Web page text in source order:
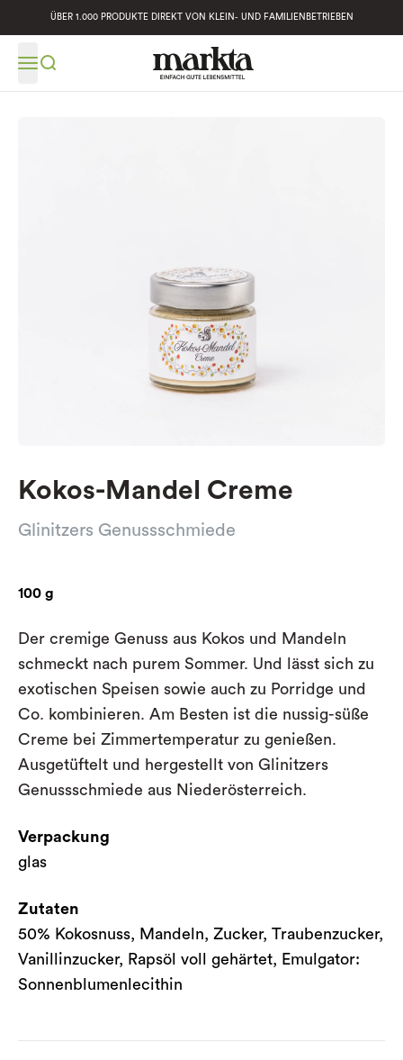
ÜBER 1.000 PRODUKTE DIREKT VON KLEIN- UND FAMILIENBETRIEBEN
Kokos-Mandel Creme
Glinitzers Genussschmiede
100 g
Der cremige Genuss aus Kokos und Mandeln
schmeckt nach purem Sommer. Und lässt sich zu
exotischen Speisen sowie auch zu Porridge und
Co. kombinieren. Am Besten ist die nussig-süße
Creme bei Zimmertemperatur zu genießen.
Ausgetüftelt und hergestellt von Glinitzers
Genussschmiede aus Niederösterreich.
Verpackung
glas
Zutaten
50% Kokosnuss, Mandeln, Zucker, Traubenzucker,
Vanillinzucker, Rapsöl voll gehärtet, Emulgator:
Sonnenblumenlecithin